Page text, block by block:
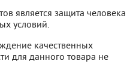
является защита человека
условий.
качественных
для данного товара не